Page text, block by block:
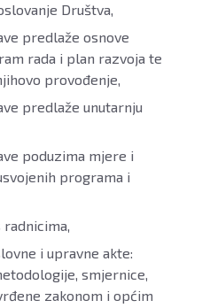
Društva,
predlaže osnove
rada i plan razvoja te
provođenje,
predlaže unutarnju
poduzima mjere i
programa i
i upravne akte:
smjernice,
zakonom i općim